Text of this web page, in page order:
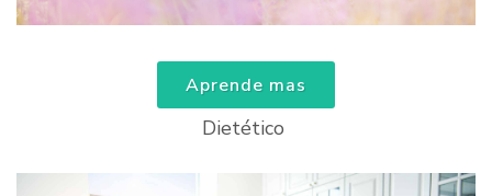
Aprende mas
Dietético